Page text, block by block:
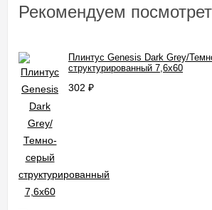
Рекомендуем
Плинтус Genesis Dark Grey/
структурированный 7,6x60
302 ₽